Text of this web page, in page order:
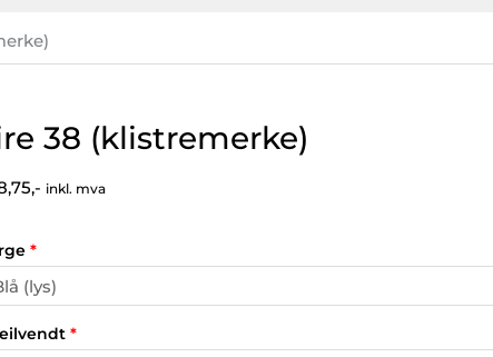
38 (klistremerke)
inkl. mva
*
*